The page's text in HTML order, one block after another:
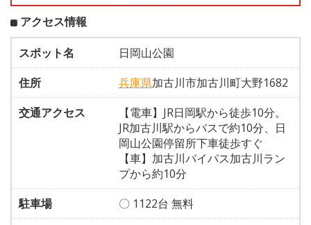
アクセス情報
スポット名
日岡山公園
住所
兵庫県加古川市加古川町大野1682
交通アクセス
【電車】JR日岡駅から徒歩10分。
JR加古川駅からバスで約10分、日
岡山公園停留所下車徒歩すぐ
【車】加古川バイパス加古川ラン
プから約10分
駐車場
〇 1122台 無料